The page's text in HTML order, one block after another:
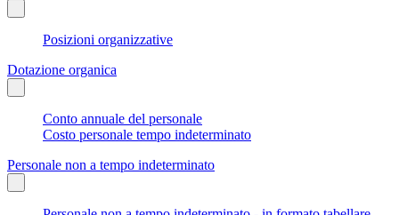
Posizioni organizzative
Dotazione organica
Conto annuale del personale
Costo personale tempo indeterminato
Personale non a tempo indeterminato